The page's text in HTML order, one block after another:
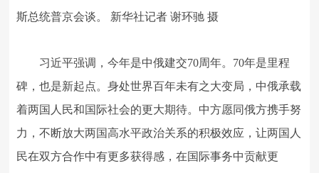
斯总统普京会谈。 新华社记者 谢环驰 摄
习近平强调，今年是中俄建交70周年。70年是里程
碑，也是新起点。身处世界百年未有之大变局，中俄承载
着两国人民和国际社会的更大期待。中方愿同俄方携手努
力，不断放大两国高水平政治关系的积极效应，让两国人
民在双方合作中有更多获得感，在国际事务中贡献更